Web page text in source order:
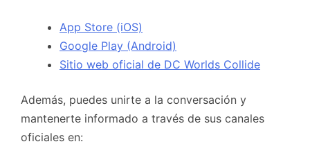
App Store (iOS)
Google Play (Android)
Sitio web oficial de DC Worlds Collide
Además, puedes unirte a la conversación y
mantenerte informado a través de sus canales
oficiales en: